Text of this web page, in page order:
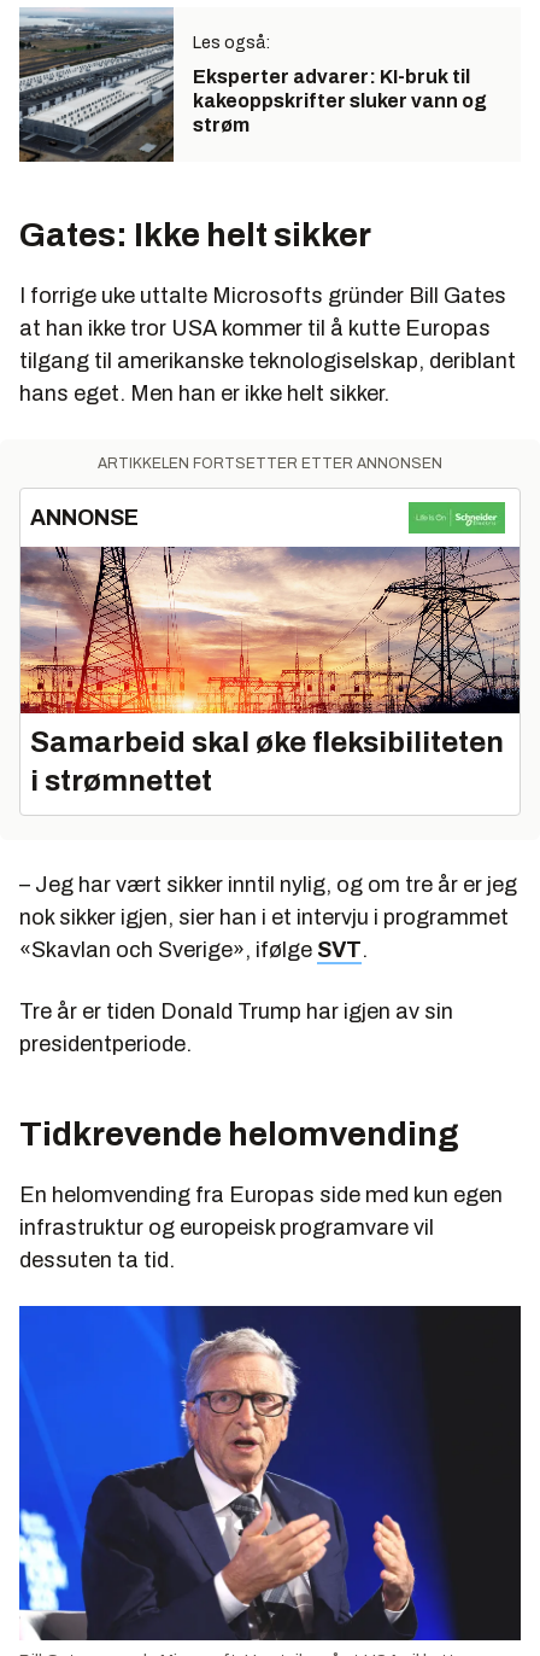
Les også:
Eksperter advarer: KI-bruk til
kake­oppskrifter sluker vann og
strøm
Gates: Ikke helt sikker
I forrige uke uttalte Microsofts gründer Bill Gates
at han ikke tror USA kommer til å kutte Europas
tilgang til amerikanske teknologiselskap, deriblant
hans eget. Men han er ikke helt sikker.
ARTIKKELEN FORTSETTER ETTER ANNONSEN
ANNONSE
Samarbeid skal øke fleksibiliteten
i strømnettet
– Jeg har vært sikker inntil nylig, og om tre år er jeg
nok sikker igjen, sier han i et intervju i programmet
«Skavlan och Sverige», ifølge SVT.
Tre år er tiden Donald Trump har igjen av sin
presidentperiode.
Tidkrevende helomvending
En helomvending fra Europas side med kun egen
infrastruktur og europeisk programvare vil
dessuten ta tid.